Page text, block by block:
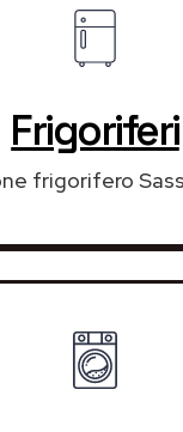
Frigoriferi
frigorifero